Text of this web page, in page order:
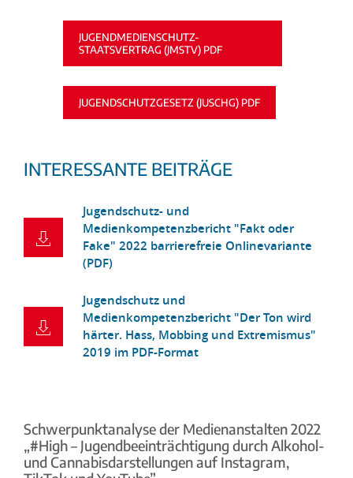
JUGENDMEDIENSCHUTZ-
STAATSVERTRAG (JMSTV) PDF
JUGENDSCHUTZGESETZ (JUSCHG) PDF
INTERESSANTE BEITRÄGE
Jugendschutz- und
Medienkompetenzbericht "Fakt oder
Fake" 2022 barrierefreie Onlinevariante
(PDF)
Jugendschutz und
Medienkompetenzbericht "Der Ton wird
härter. Hass, Mobbing und Extremismus"
2019 im PDF-Format
Schwerpunktanalyse der Medienanstalten 2022
„#High – Jugendbeeinträchtigung durch Alkohol-
und Cannabisdarstellungen auf Instagram,